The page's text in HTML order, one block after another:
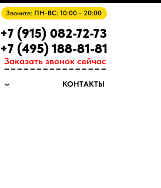
Звоните: ПН-ВС: 10:00 - 20:00
+7 (915) 082-72-73
+7 (495) 188-81-81
----------------
Заказать звонок сейчас
КОНТАКТЫ